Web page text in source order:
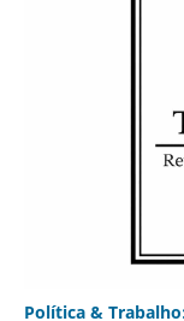
Política &